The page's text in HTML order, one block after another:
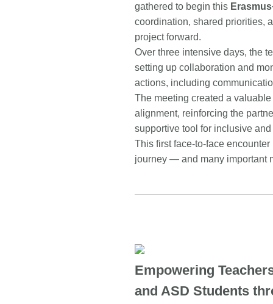
gathered to begin this
coordination, shared priorities,
project forward.
Over three intensive days, the
setting up collaboration and
actions, including
The meeting created a
alignment, reinforcing the
supportive tool for inclusive
This first face-to-face
journey — and many important
Empowering
and ASD Students